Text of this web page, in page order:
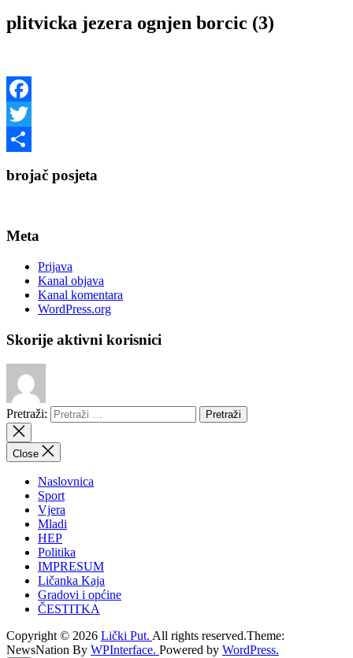
plitvicka jezera ognjen borcic (3)
Facebook
Twitter
brojač posjeta
Meta
Prijava
Kanal objava
Kanal komentara
WordPress.org
Skorije aktivni korisnici
Pretraži:
Close
Naslovnica
Sport
Vjera
Mladi
HEP
Politika
IMPRESUM
Ličanka Kaja
Gradovi i općine
ČESTITKA
Copyright © 2026 Lički Put. All rights reserved.Theme:
NewsNation By WPInterface. Powered by WordPress.